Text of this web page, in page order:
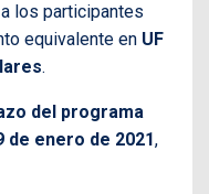
los participantes
equivalente en UF
.
del programa
de enero de 2021,